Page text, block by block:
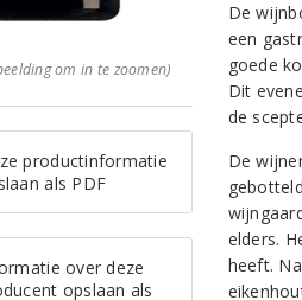
om in te zoomen)
productinformatie
als PDF
over deze
opslaan als
De
een
goede
Dit
de
De
elders.
heeft.